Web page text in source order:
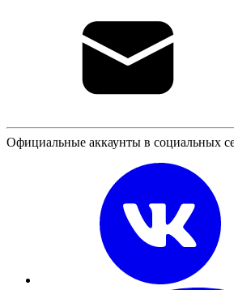
Официальные аккаунты в социальных